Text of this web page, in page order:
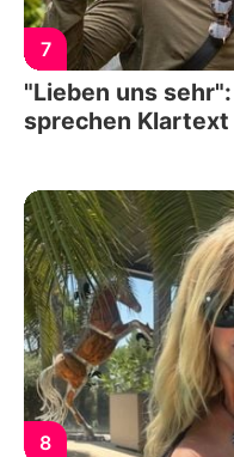
7
"Lieben uns
sprechen Klartext
8